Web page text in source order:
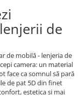
de
de mobilă - lenjeria de
camera: un material
face ca somnul să pară
de pat 5D din finet
estetica si mai